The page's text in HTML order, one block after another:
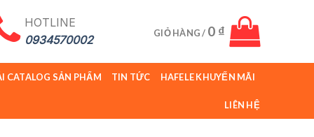
HOTLINE
0934570002
GIỎ HÀNG / 0 ₫
CATALOG SẢN PHẨM TIN TỨC HAFELE KHUYẾN MÃI
LIÊN HỆ